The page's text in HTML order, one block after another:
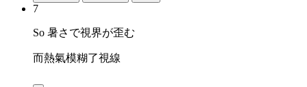
7
So 暑さで視界が歪む
而熱氣模糊了視線